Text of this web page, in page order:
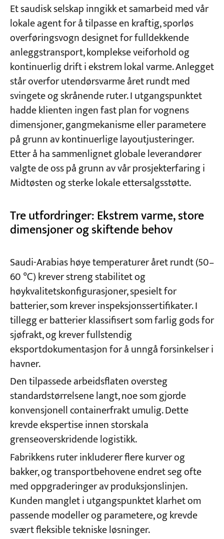
Prosjekter
Blogger
Nyheter
applikasjoner
Om oss
Kontakt oss
Et saudisk selskap inngikk et samarbeid med vår
lokale agent for å tilpasse en kraftig, sporløs
overføringsvogn designet for fulldekkende
anleggstransport, komplekse veiforhold og
kontinuerlig drift i ekstrem lokal varme. Anlegget
står overfor utendørsvarme året rundt med
svingete og skrånende ruter. I utgangspunktet
hadde klienten ingen fast plan for vognens
dimensjoner, gangmekanisme eller parametere
på grunn av kontinuerlige layoutjusteringer.
Etter å ha sammenlignet globale leverandører
valgte de oss på grunn av vår prosjekterfaring i
Midtøsten og sterke lokale ettersalgsstøtte.
Tre utfordringer: Ekstrem varme, store
dimensjoner og skiftende behov
Saudi-Arabias høye temperaturer året rundt (50–
60 ℃) krever streng stabilitet og
høykvalitetskonfigurasjoner, spesielt for
batterier, som krever inspeksjonssertifikater. I
tillegg er batterier klassifisert som farlig gods for
sjøfrakt, og krever fullstendig
eksportdokumentasjon for å unngå forsinkelser i
havner.
Den tilpassede arbeidsflaten oversteg
standardstørrelsene langt, noe som gjorde
konvensjonell containerfrakt umulig. Dette
krevde ekspertise innen storskala
grenseoverskridende logistikk.
Fabrikkens ruter inkluderer flere kurver og
bakker, og transportbehovene endret seg ofte
med oppgraderinger av produksjonslinjen.
Kunden manglet i utgangspunktet klarhet om
passende modeller og parametere, og krevde
svært fleksible tekniske løsninger.